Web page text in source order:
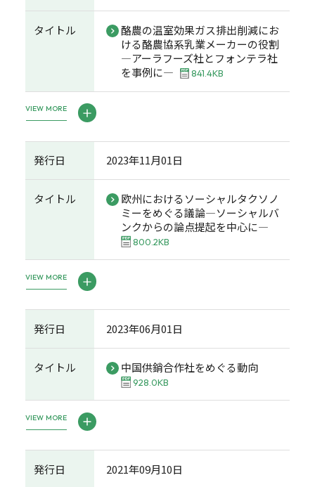
タイトル
酪農の温室効果ガス排出削減にお
ける酪農協系乳業メーカーの役割
―アーラフーズ社とフォンテラ社
を事例に―
841.4KB
VIEW MORE
発行日 2023年11月01日
タイトル
欧州におけるソーシャルタクソノ
ミーをめぐる議論―ソーシャルバ
ンクからの論点提起を中心に―
800.2KB
VIEW MORE
発行日 2023年06月01日
タイトル 中国供銷合作社をめぐる動向
928.0KB
VIEW MORE
発行日 2021年09月10日